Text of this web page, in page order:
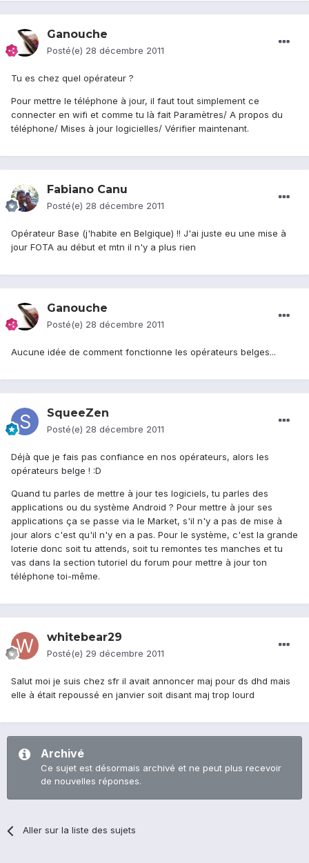
Ganouche
Posté(e) 28 décembre 2011
Tu es chez quel opérateur ?
Pour mettre le téléphone à jour, il faut tout simplement ce
connecter en wifi et comme tu là fait Paramètres/ A propos du
téléphone/ Mises à jour logicielles/ Vérifier maintenant.
Fabiano Canu
Posté(e) 28 décembre 2011
Opérateur Base (j'habite en Belgique) !! J'ai juste eu une mise à
jour FOTA au début et mtn il n'y a plus rien
Ganouche
Posté(e) 28 décembre 2011
Aucune idée de comment fonctionne les opérateurs belges...
SqueeZen
Posté(e) 28 décembre 2011
Déjà que je fais pas confiance en nos opérateurs, alors les
opérateurs belge ! :D
Quand tu parles de mettre à jour tes logiciels, tu parles des
applications ou du système Android ? Pour mettre à jour ses
applications ça se passe via le Market, s'il n'y a pas de mise à
jour alors c'est qu'il n'y en a pas. Pour le système, c'est la grande
loterie donc soit tu attends, soit tu remontes tes manches et tu
vas dans la section tutoriel du forum pour mettre à jour ton
téléphone toi-même.
whitebear29
Posté(e) 29 décembre 2011
Salut moi je suis chez sfr il avait annoncer maj pour ds dhd mais
elle à était repoussé en janvier soit disant maj trop lourd
Archivé
Ce sujet est désormais archivé et ne peut plus recevoir
de nouvelles réponses.
Aller sur la liste des sujets